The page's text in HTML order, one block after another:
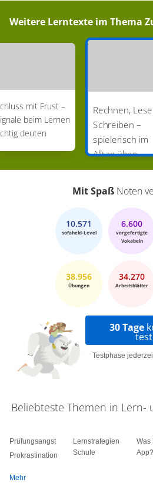
Weitere Lerntexte im Thema
mit Frust –
beim Lernen
deuten
Rechnen,
Schreiben –
spielerisch im
Alltag üben
Mit Spaß Noten
10.571
sofaheld-Level
6.600
vorgefertigte
Vokabeln
38.956
Übungen
34.270
Arbeitsblätter
30 Tage
Testphase
Beliebteste Themen in Lern-
Prüfungsangst
Prokrastination
Lernstrategien
Schule
Was
App?
Mehr